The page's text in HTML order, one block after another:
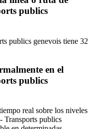
publics
publics genevois tiene 32
en el
publics
real sobre los niveles
Transports publics